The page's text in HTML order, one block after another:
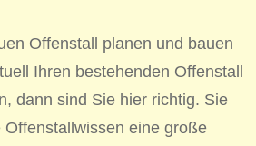
Offenstall planen und bauen
Ihren bestehenden Offenstall
dann sind Sie hier richtig. Sie
eine große